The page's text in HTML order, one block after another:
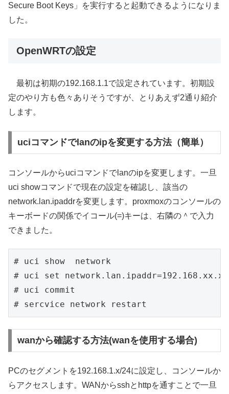
Secure Boot Keys」を実行すると起動できるようになりま
した。
OpenWRTの設定
最初は初期の192.168.1.1で設定されています。初期設
定のやり方も色々ありそうですが、とりあえず2通り紹介
します。
uciコマンドでlanのipを変更する方法（簡単）
コンソールからuciコマンドでlanのipを変更します。一旦
uci showコマンドで現在の設定を確認し、該当の
network.lan.ipaddrを変更します。proxmoxのコンソールの
キーボードの関係でイコール(=)キーは、右隣の＾で入力
できました。
# uci show  network
# uci set network.lan.ipaddr=192.168.xx.xx　←
# uci commit
# sercvice network restart
wanから確認する方法(wanを使用する場合)
PCのセグメントを192.168.1.x/24に設定し、コンソールか
らアクセスします。WANからsshとhttpを通すことで一旦